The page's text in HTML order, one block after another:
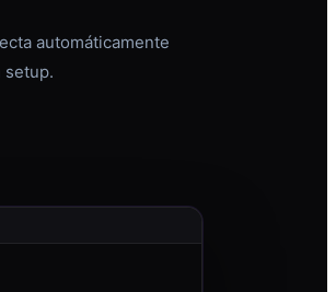
automáticamente
setup.